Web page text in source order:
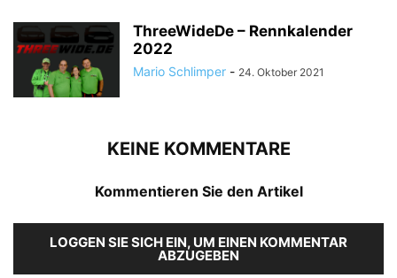
ThreeWideDe – Rennkalender
2022
Mario Schlimper - 24. Oktober 2021
KEINE KOMMENTARE
Kommentieren Sie den Artikel
LOGGEN SIE SICH EIN, UM EINEN KOMMENTAR
ABZUGEBEN